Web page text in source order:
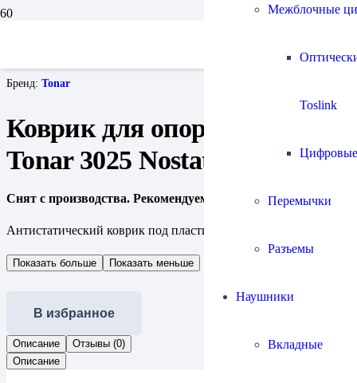
Межблочные
Toslink
Цифровые
Перемычки
Разъемы
Наушники
Вкладные
Бренд: Tonar
Коврик для опорного диска
Tonar 3025 Nostatic Mat
Снят с производства. Рекомендуем Nostatic Mat II
Антистатический коврик под пластинку.
Показать больше Показать меньше
В избранное
Описание
Отзывы (0)
Описание